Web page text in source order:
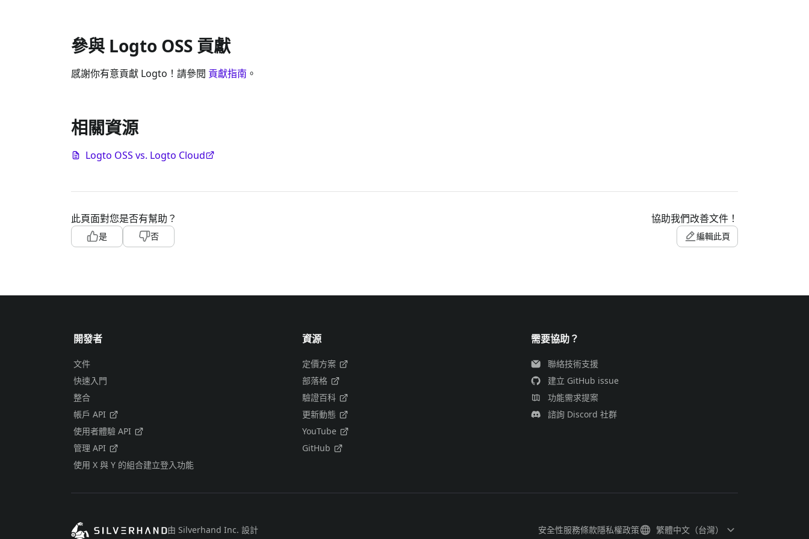
參與 Logto OSS 貢獻
感謝你有意貢獻 Logto！請參閱 貢獻指南 。
相關資源
Logto OSS vs. Logto Cloud
此頁面對您是否有幫助？
是 否
協助我們改善文件！
編輯此頁
開發者
文件
快速入門
整合
帳戶 API
使用者體驗 API
管理 API
使用 X 與 Y 的組合建立登入功能
資源
定價方案
部落格
驗證百科
更新動態
YouTube
GitHub
需要協助？
聯絡技術支援
建立 GitHub issue
功能需求提案
諮詢 Discord 社群
由 Silverhand Inc. 設計 安全性服務條款隱私權政策 繁體中文（台灣）